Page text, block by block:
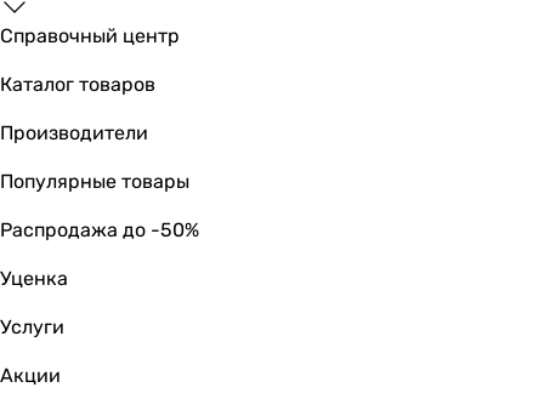
с ручным душем
-
без лейки (ручного душа), аэратор
аэратор
аэратор
-
картриджный смеситель
картриджный смеситель
картриджный смеситель, высокий смеситель (от 30 см)
картриджный смеситель
Справочный центр
Каталог товаров
Производители
Популярные товары
Распродажа до -50%
Уценка
Услуги
Акции